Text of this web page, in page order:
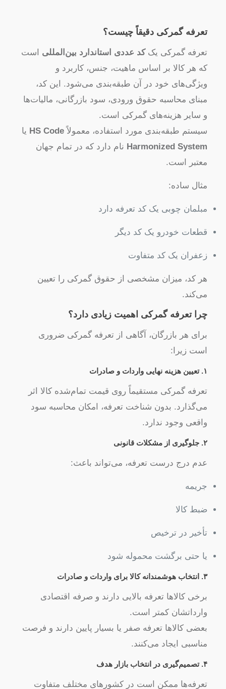
تعرفه گمرکی دقیقاً چیست؟
تعرفه گمرکی یککد عددی استاندارد بین‌المللی است
که هر کالا بر اساس ماهیت، جنس، کاربرد و
ویژگی‌های خود در آن طبقه‌بندی می‌شود. این کد،
مبنای محاسبه حقوق ورودی، سود بازرگانی، مالیات‌ها
و سایر هزینه‌های گمرکی است.
سیستم طبقه‌بندی مورد استفاده، معمولاًHS Code یا
Harmonized System نام دارد که در تمام جهان
معتبر است.
مثال ساده:
مبلمان چوبی یک کد تعرفه دارد
قطعات خودرو یک کد دیگر
زعفران یک کد متفاوت
هر کد، میزان مشخصی از حقوق گمرکی را تعیین
می‌کند.
چرا تعرفه گمرکی اهمیت زیادی دارد؟
برای هر بازرگان، آگاهی از تعرفه گمرکی ضروری
است زیرا:
۱. تعیین هزینه نهایی واردات و صادرات
تعرفه گمرکی مستقیماً روی قیمت تمام‌شده کالا اثر
می‌گذارد. بدون شناخت تعرفه، امکان محاسبه سود
واقعی وجود ندارد.
۲. جلوگیری از مشکلات قانونی
عدم درج درست تعرفه، می‌تواند باعث:
جریمه
ضبط کالا
تأخیر در ترخیص
یا حتی برگشت محموله شود
۳. انتخاب هوشمندانه کالا برای واردات و صادرات
برخی کالاها تعرفه بالایی دارند و صرفه اقتصادی
وارداتشان کمتر است.
بعضی کالاها تعرفه صفر یا بسیار پایین دارند و فرصت
مناسبی ایجاد می‌کنند.
۴. تصمیم‌گیری در انتخاب بازار هدف
تعرفه‌ها ممکن است در کشورهای مختلف متفاوت